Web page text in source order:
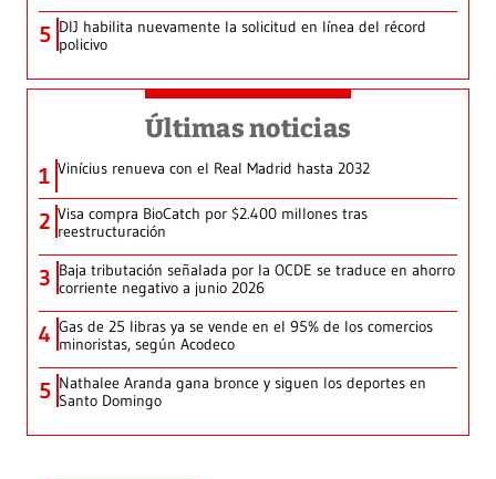
5 DIJ habilita nuevamente la solicitud en línea del récord
policivo
Últimas noticias
1 Vinícius renueva con el Real Madrid hasta 2032
2 Visa compra BioCatch por $2.400 millones tras
reestructuración
3 Baja tributación señalada por la OCDE se traduce en ahorro
corriente negativo a junio 2026
4 Gas de 25 libras ya se vende en el 95% de los comercios
minoristas, según Acodeco
5 Nathalee Aranda gana bronce y siguen los deportes en
Santo Domingo